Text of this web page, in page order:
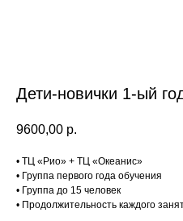
Дети-новички 1-ый
9600,00 р.
• ТЦ «Рио» + ТЦ «Океанис»
• Группа первого года обучения
• Группа до 15 человек
• Продолжительность каждого